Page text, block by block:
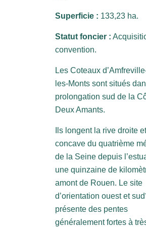
Superficie : 133,23 ha.
Statut foncier :
convention.
Les Coteaux
les-Monts sont situés
prolongation sud de la
Deux Amants.
Ils longent la rive droite et
concave du quatrième
de la Seine depuis
une quinzaine de
amont de Rouen. Le site
d’orientation ouest et
présente des pentes
généralement fortes à